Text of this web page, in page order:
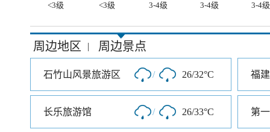
<3级
<3级 3-4级 3-4级 3-4级
周边地区 | 周边景点
石竹山风景旅游区 / 26/32°C 福
长乐旅游馆 / 26/33°C 第